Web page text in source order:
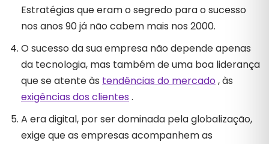
Estratégias que eram o segredo para o sucesso
nos anos 90 já não cabem mais nos 2000.
O sucesso da sua empresa não depende apenas
da tecnologia, mas também de uma boa liderança
que se atente às tendências do mercado, às
exigências dos clientes .
A era digital, por ser dominada pela globalização,
exige que as empresas acompanhem as